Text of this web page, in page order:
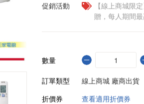
促銷活動
【線上商城限
贈，每人期間
數量
訂單類型
線上商城 廠商出貨
折價券
查看適用折價券